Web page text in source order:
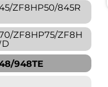
ZF8HP50/845R
ZF8HP75/ZF8H
948TE